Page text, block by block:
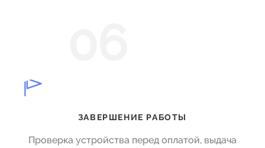
ЗАВЕРШЕНИЕ РАБОТЫ
Проверка устройства перед оплатой, выдача